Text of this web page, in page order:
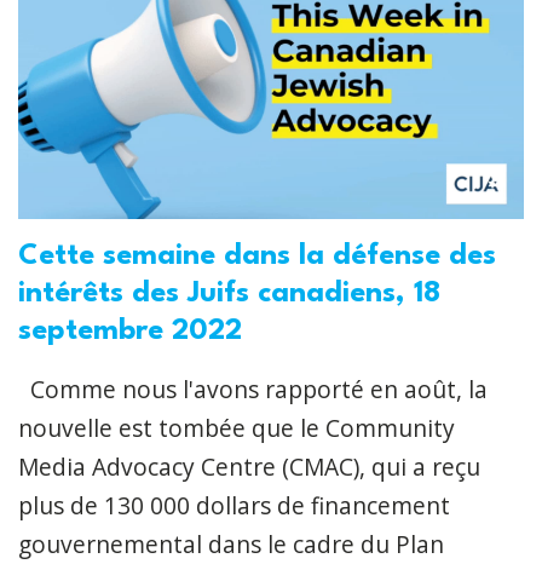
Cette semaine dans la défense des
intérêts des Juifs canadiens, 18
septembre 2022
Comme nous l'avons rapporté en août, la
nouvelle est tombée que le Community
Media Advocacy Centre (CMAC), qui a reçu
plus de 130 000 dollars de financement
gouvernemental dans le cadre du Plan